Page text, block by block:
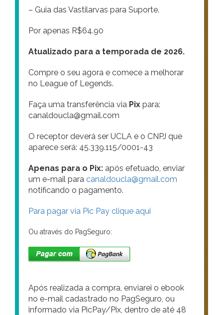
– Guia das Vastilarvas para Suporte.
Por apenas R$64.90
Atualizado para a temporada de 2026.
Compre o seu agora e comece a melhorar
no League of Legends.
Faça uma transferência via Pix para:
canaldoucla@gmail.com
O receptor deverá ser UCLA e o CNPJ que
aparece será: 45.339.115/0001-43
Apenas para o Pix: após efetuado, enviar
um e-mail para canaldoucla@gmail.com
notificando o pagamento.
Para pagar via Pic Pay clique aqui
Ou através do PagSeguro:
Após realizada a compra, enviarei o ebook
no e-mail cadastrado no PagSeguro, ou
informado via PicPay/Pix, dentro de até 48